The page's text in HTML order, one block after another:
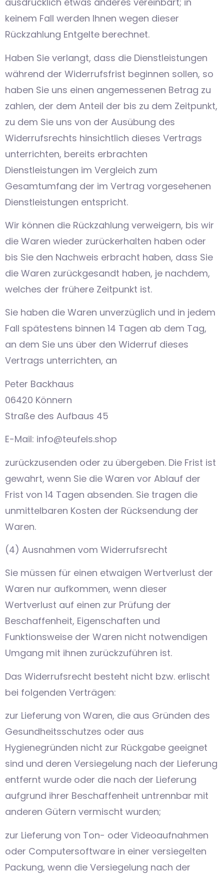
keinem Fall werden Ihnen wegen dieser
Rückzahlung Entgelte berechnet.
Haben Sie verlangt, dass die Dienstleistungen
während der Widerrufsfrist beginnen sollen, so
haben Sie uns einen angemessenen Betrag zu
zahlen, der dem Anteil der bis zu dem Zeitpunkt,
zu dem Sie uns von der Ausübung des
Widerrufsrechts hinsichtlich dieses Vertrags
unterrichten, bereits erbrachten
Dienstleistungen im Vergleich zum
Gesamtumfang der im Vertrag vorgesehenen
Dienstleistungen entspricht.
Wir können die Rückzahlung verweigern, bis wir
die Waren wieder zurückerhalten haben oder
bis Sie den Nachweis erbracht haben, dass Sie
die Waren zurückgesandt haben, je nachdem,
welches der frühere Zeitpunkt ist.
Sie haben die Waren unverzüglich und in jedem
Fall spätestens binnen 14 Tagen ab dem Tag,
an dem Sie uns über den Widerruf dieses
Vertrags unterrichten, an
Peter Backhaus
06420 Könnern
Straße des Aufbaus 45
E-Mail: info@teufels.shop
zurückzusenden oder zu übergeben. Die Frist ist
gewahrt, wenn Sie die Waren vor Ablauf der
Frist von 14 Tagen absenden. Sie tragen die
unmittelbaren Kosten der Rücksendung der
Waren.
(4) Ausnahmen vom Widerrufsrecht
Sie müssen für einen etwaigen Wertverlust der
Waren nur aufkommen, wenn dieser
Wertverlust auf einen zur Prüfung der
Beschaffenheit, Eigenschaften und
Funktionsweise der Waren nicht notwendigen
Umgang mit ihnen zurückzuführen ist.
Das Widerrufsrecht besteht nicht bzw. erlischt
bei folgenden Verträgen:
zur Lieferung von Waren, die aus Gründen des
Gesundheitsschutzes oder aus
Hygienegründen nicht zur Rückgabe geeignet
sind und deren Versiegelung nach der Lieferung
entfernt wurde oder die nach der Lieferung
aufgrund ihrer Beschaffenheit untrennbar mit
anderen Gütern vermischt wurden;
zur Lieferung von Ton- oder Videoaufnahmen
oder Computersoftware in einer versiegelten
Packung, wenn die Versiegelung nach der